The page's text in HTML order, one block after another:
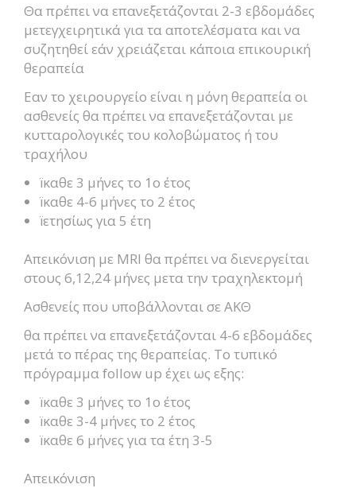
Θα πρέπει να επανεξετάζονται 2-3 εβδομάδες
μετεγχειρητικά για τα αποτελέσματα και να
συζητηθεί εάν χρειάζεται κάποια επικουρική
θεραπεία
Εαν το χειρουργείο είναι η μόνη θεραπεία οι
ασθενείς θα πρέπει να επανεξετάζονται με
κυτταρολογικές του κολοβώματος ή του
τραχήλου
ïκαθε 3 μήνες το 1ο έτος
ïκαθε 4-6 μήνες το 2 έτος
ïετησίως για 5 έτη
Απεικόνιση με MRI θα πρέπει να διενεργείται
στους 6,12,24 μήνες μετα την τραχηλεκτομή
Aσθενείς που υποβάλλονται σε ΑΚΘ
θα πρέπει να επανεξετάζονται 4-6 εβδομάδες
μετά το πέρας της θεραπείας. Το τυπικό
πρόγραμμα follow up έχει ως εξης:
ïκαθε 3 μήνες το 1ο έτος
ïκαθε 3-4 μήνες το 2 έτος
ïκαθε 6 μήνες για τα έτη 3-5
Aπεικόνιση